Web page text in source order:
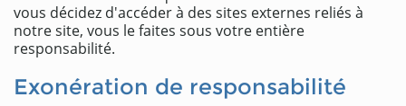
vous décidez d'accéder à des sites externes reliés à
notre site, vous le faites sous votre entière
responsabilité.
Exonération de responsabilité